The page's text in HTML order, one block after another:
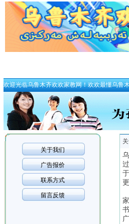
欢迎光临乌鲁木齐欢欢家教网！欢欢最懂乌鲁
关于我们
广告报价
联系方式
留言反馈